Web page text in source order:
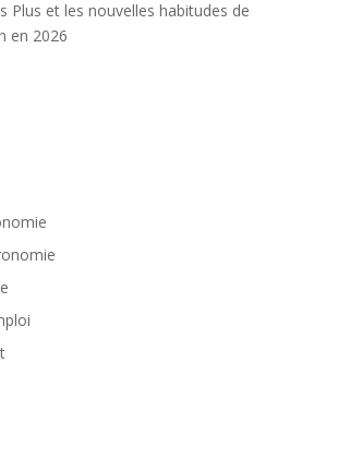
Plus et les nouvelles habitudes de
en 2026